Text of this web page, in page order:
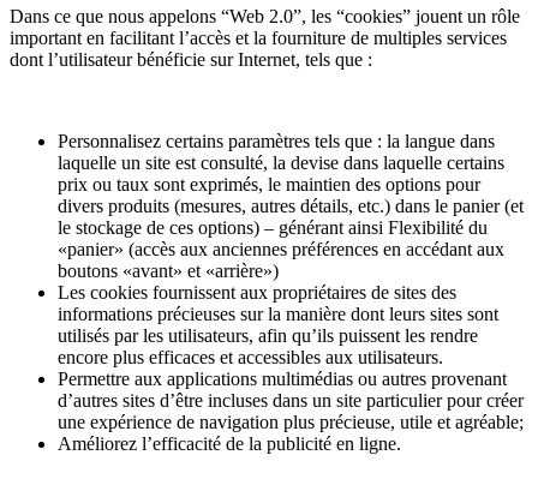
Dans ce que nous appelons “Web 2.0”, les “cookies” jouent un rôle
important en facilitant l’accès et la fourniture de multiples services
dont l’utilisateur bénéficie sur Internet, tels que :
Personnalisez certains paramètres tels que : la langue dans
laquelle un site est consulté, la devise dans laquelle certains
prix ou taux sont exprimés, le maintien des options pour
divers produits (mesures, autres détails, etc.) dans le panier (et
le stockage de ces options) – générant ainsi Flexibilité du
«panier» (accès aux anciennes préférences en accédant aux
boutons «avant» et «arrière»)
Les cookies fournissent aux propriétaires de sites des
informations précieuses sur la manière dont leurs sites sont
utilisés par les utilisateurs, afin qu’ils puissent les rendre
encore plus efficaces et accessibles aux utilisateurs.
Permettre aux applications multimédias ou autres provenant
d’autres sites d’être incluses dans un site particulier pour créer
une expérience de navigation plus précieuse, utile et agréable;
Améliorez l’efficacité de la publicité en ligne.